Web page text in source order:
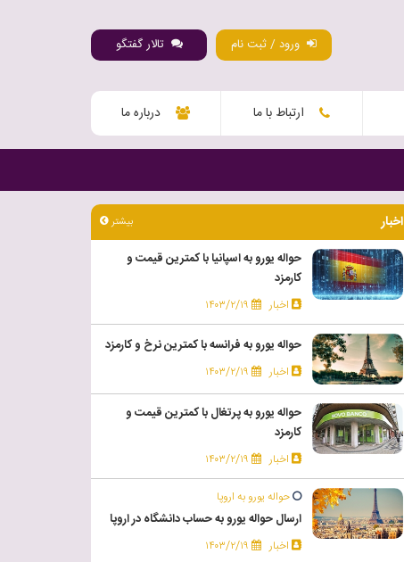
ورود / ثبت نام تالار گفتگو
ارتباط با ما درباره ما
اخبار بیشتر
حواله یورو به اسپانیا با کمترین قیمت و
کارمزد
اخبار ۱۴۰۳/۲/۱۹
حواله یورو به فرانسه با کمترین نرخ و کارمزد
اخبار ۱۴۰۳/۲/۱۹
حواله یورو به پرتغال با کمترین قیمت و
کارمزد
اخبار ۱۴۰۳/۲/۱۹
حواله یورو به اروپا
ارسال حواله یورو به حساب دانشگاه در اروپا
اخبار ۱۴۰۳/۲/۱۹